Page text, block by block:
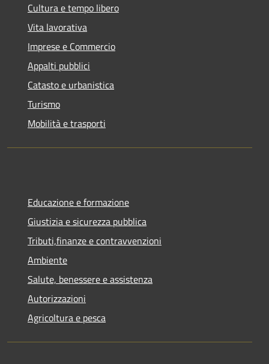
Cultura e tempo libero
Vita lavorativa
Imprese e Commercio
Appalti pubblici
Catasto e urbanistica
Turismo
Mobilità e trasporti
Educazione e formazione
Giustizia e sicurezza pubblica
Tributi,finanze e contravvenzioni
Ambiente
Salute, benessere e assistenza
Autorizzazioni
Agricoltura e pesca